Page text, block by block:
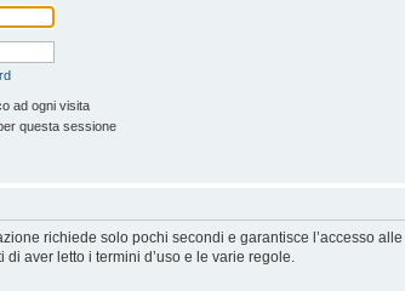
ad ogni visita
questa sessione
richiede solo pochi secondi e garantisce l’accesso
aver letto i termini d’uso e le varie regole.